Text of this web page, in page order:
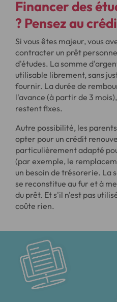
Financer des
? Pensez au
Si vous êtes majeur, vous
contracter un prêt
d'études. La somme
utilisable librement, sans
fournir. La durée de
l'avance (à partir de 3
restent fixes.
Autre possibilité, les
opter pour un crédit
particulièrement adapté
(par exemple, le
un besoin de trésorerie. La
se reconstitue au fur et à
du prêt. Et s'il n'est pas
coûte rien.